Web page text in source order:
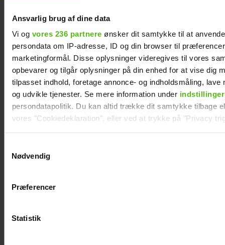
Ansvarlig brug af dine data
Vi og vores 236 partnere ønsker dit samtykke til at
persondata om IP-adresse, ID og din browser til
marketingformål. Disse oplysninger videregives til vores
opbevarer og tilgår oplysninger på din enhed for at vise dig
tilpasset indhold, foretage annonce- og indholdsmåling, lave
og udvikle tjenester. Se mere information under indstillinger
persondatapolitik. Du kan altid trække dit samtykke tilbage
vores "Cookiedeklaration", eller ved at trykke på "Privacy
Vi anvender egne cookies og cookies fra tredjeparter til at
generere statistik og huske dine præferencer samt til brug
Nødvendig
Præferencer
Statistik
fejring